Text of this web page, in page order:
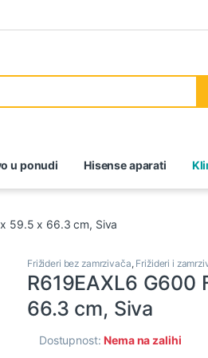
u ponudi Hisense aparati
59.5 x 66.3 cm, Siva
Frižideri bez zamrzivača, Frižideri i
R619EAXL6 G600
66.3 cm, Siva
Dostupnost:Nema na zalihi